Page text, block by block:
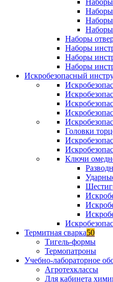
Наборы
Наборы
Наборы
Наборы
Искробезопасный
Головки
Ключи
Термитная сварка50
Тигель-формы
Термопатроны
Учебно-лабораторное
Агротехклассы
Для кабинета